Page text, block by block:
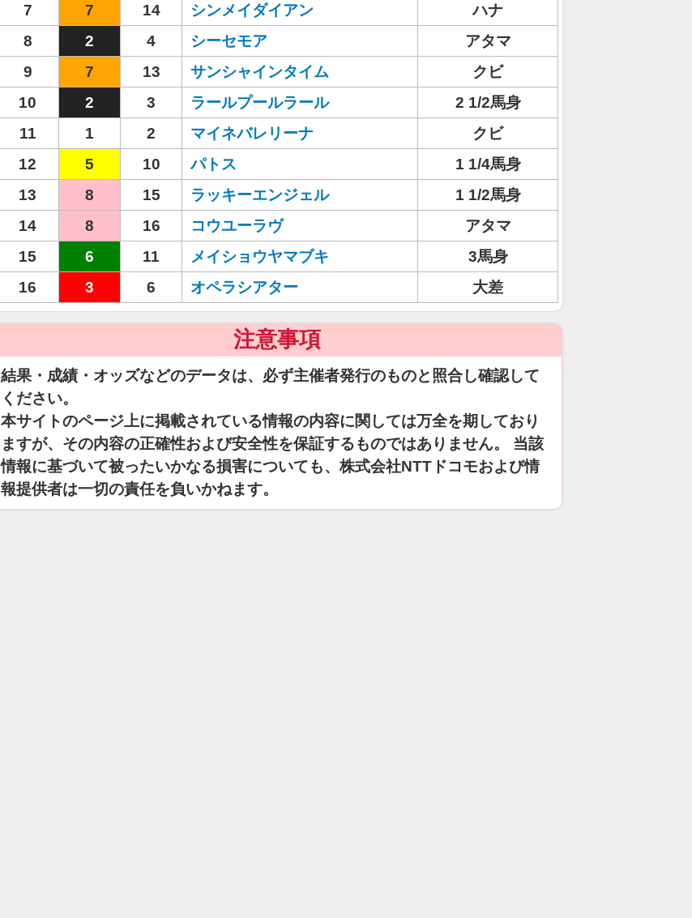
7
7 14 シンメイダイアン
ハナ
8
2 4 シーセモア
アタマ
9
7 13 サンシャインタイム
クビ
10
2 3 ラールプールラール
2 1/2馬身
11
1 2 マイネバレリーナ
クビ
12
5 10 パトス
1 1/4馬身
13
8 15 ラッキーエンジェル
1 1/2馬身
14
8 16 コウユーラヴ
アタマ
15
6 11 メイショウヤマブキ
3馬身
16
3 6 オペラシアター 大差
注意事項
結果・成績・オッズなどのデータは、必ず主催者発行のものと照合し確認して
ください。
本サイトのページ上に掲載されている情報の内容に関しては万全を期しており
ますが、その内容の正確性および安全性を保証するものではありません。 当該
情報に基づいて被ったいかなる損害についても、株式会社NTTドコモおよび情
報提供者は一切の責任を負いかねます。